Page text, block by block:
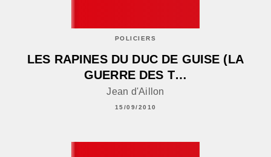
POLICIERS
LES RAPINES DU DUC DE GUISE (LA
GUERRE DES T…
Jean d'Aillon
15/09/2010